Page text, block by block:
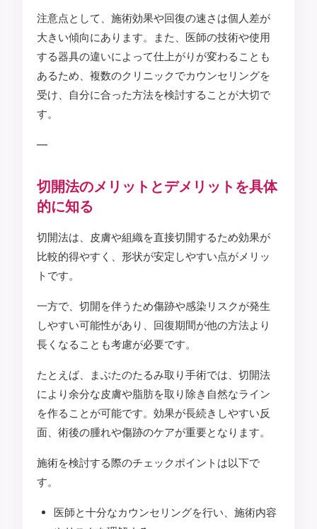
注意点として、施術効果や回復の速さは個人差が
大きい傾向にあります。また、医師の技術や使用
する器具の違いによって仕上がりが変わることも
あるため、複数のクリニックでカウンセリングを
受け、自分に合った方法を検討することが大切で
す。
—
切開法のメリットとデメリットを具体
的に知る
切開法は、皮膚や組織を直接切開するため効果が
比較的得やすく、形状が安定しやすい点がメリッ
トです。
一方で、切開を伴うため傷跡や感染リスクが発生
しやすい可能性があり、回復期間が他の方法より
長くなることも考慮が必要です。
たとえば、まぶたのたるみ取り手術では、切開法
により余分な皮膚や脂肪を取り除き自然なライン
を作ることが可能です。効果が長続きしやすい反
面、術後の腫れや傷跡のケアが重要となります。
施術を検討する際のチェックポイントは以下で
す。
医師と十分なカウンセリングを行い、施術内容